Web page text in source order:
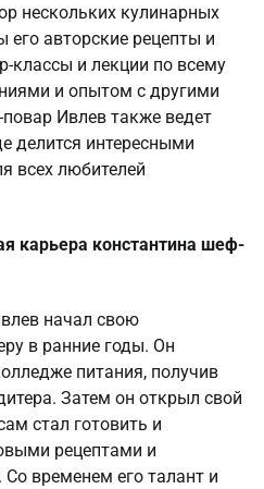
нескольких кулинарных
его авторские рецепты и
классы и лекции по всему
и опытом с другими
Ивлев также ведет
делится интересными
всех любителей
карьера константина шеф-
начал свою
в ранние годы. Он
питания, получив
Затем он открыл свой
стал готовить и
рецептами и
временем его талант и